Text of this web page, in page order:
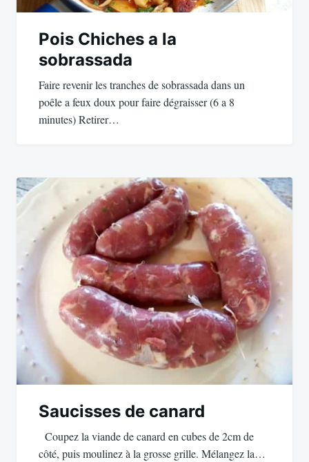
Pois Chiches a la
sobrassada
Faire revenir les tranches de sobrassada dans un
poêle a feux doux pour faire dégraisser (6 a 8
minutes) Retirer…
Saucisses de canard
Coupez la viande de canard en cubes de 2cm de
côté, puis moulinez à la grosse grille. Mélangez la…